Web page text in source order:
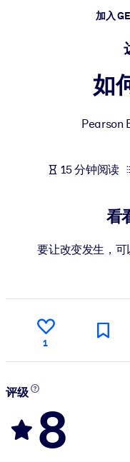
面向 LMS/LXP
将简短且经过验证的
面向企业图书馆
面向人工智能系统
结果。
加入
如
Pearson
15 分钟阅读
看
要让改变发生，
1
评级
8